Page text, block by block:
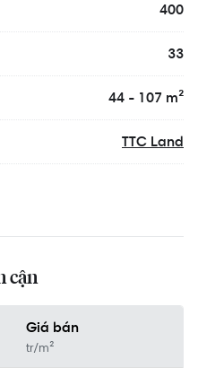
400
33
44 - 107 m²
TTC Land
cận
Giá bán
tr/m²